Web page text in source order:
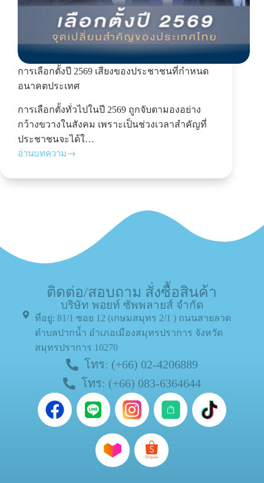
การเลือกตั้งปี 2569 เสียงของประชาชนที่กำหนด
อนาคตประเทศ
การเลือกตั้งทั่วไปในปี 2569 ถูกจับตามองอย่าง
กว้างขวางในสังคม เพราะเป็นช่วงเวลาสำคัญที่
ประชาชนจะได้ใ…
อ่านบทความ
ติดต่อ/สอบถาม สั่งซื้อสินค้า
บริษัท พอยท์ ซัพพลายส์ จำกัด
ที่อยู่: 81/1 ซอย 12 (เกษมสมุทร 2/1 ) ถนนสายลวด
ตำบลปากน้ำ อำเภอเมืองสมุทรปราการ จังหวัด
สมุทรปราการ 10270
โทร: (+66) 02-4206889
โทร: (+66) 083-6364644